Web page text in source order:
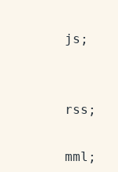
js;
rss;
mml;